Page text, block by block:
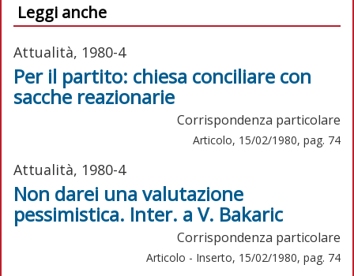
Leggi anche
Attualità, 1980-4
Per il partito: chiesa conciliare con
sacche reazionarie
Corrispondenza particolare
Articolo, 15/02/1980, pag. 74
Attualità, 1980-4
Non darei una valutazione
pessimistica. Inter. a V. Bakaric
Corrispondenza particolare
Articolo - Inserto, 15/02/1980, pag. 74